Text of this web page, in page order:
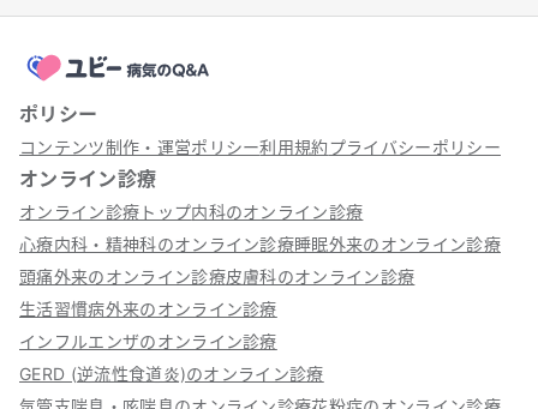
ポリシー
コンテンツ制作・運営ポリシー利用規約プライバシーポリシー
オンライン診療
オンライン診療トップ内科のオンライン診療
心療内科・精神科のオンライン診療睡眠外来のオンライン診療
頭痛外来のオンライン診療皮膚科のオンライン診療
生活習慣病外来のオンライン診療
インフルエンザのオンライン診療
GERD (逆流性食道炎)のオンライン診療